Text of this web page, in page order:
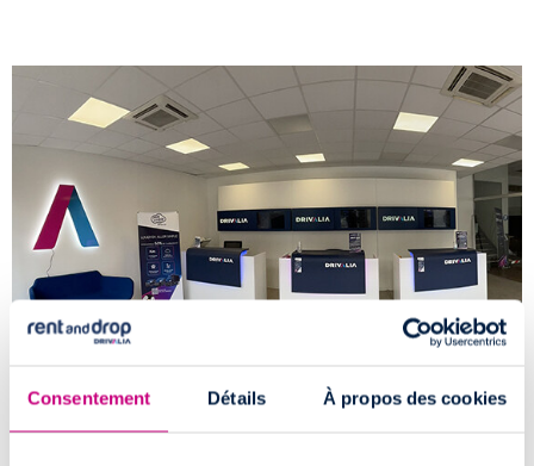
Consentement Détails À propos des cookies
Comment accéder à l'agence de location